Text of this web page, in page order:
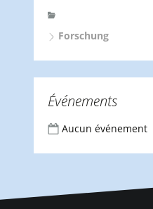
Forschung
Événements
Aucun événement